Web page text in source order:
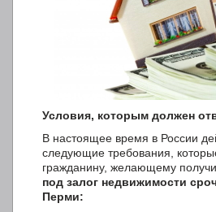
Условия, которым должен
В настоящее время в России
следующие требования,
гражданину, желающему
под залог недвижимости
Перми: